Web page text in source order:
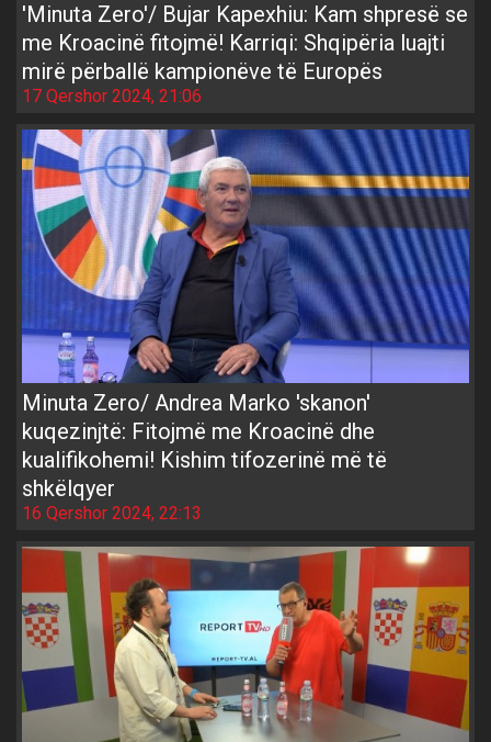
'Minuta Zero'/ Bujar Kapexhiu: Kam shpresë se
me Kroacinë fitojmë! Karriqi: Shqipëria luajti
mirë përballë kampionëve të Europës
17 Qershor 2024, 21:06
Minuta Zero/ Andrea Marko 'skanon'
kuqezinjtë: Fitojmë me Kroacinë dhe
kualifikohemi! Kishim tifozerinë më të
shkëlqyer
16 Qershor 2024, 22:13